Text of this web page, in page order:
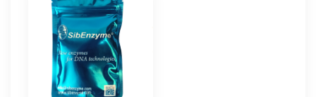
вариаций.
Опции
можно
выбрать
на
странице